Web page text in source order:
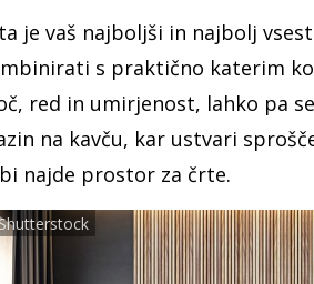
je vaš najboljši in najbolj
s praktično katerim
red in umirjenost, lahko pa
na kavču, kar ustvari
najde prostor za črte.